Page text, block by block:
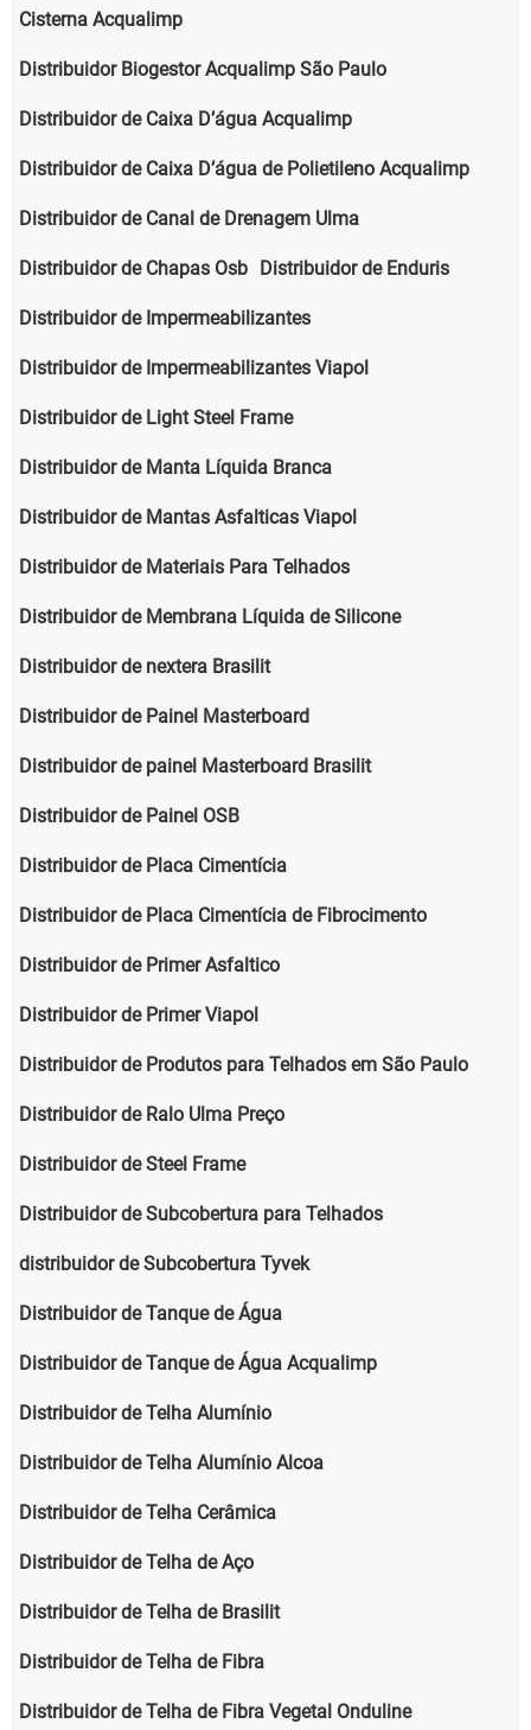
Cisterna Acqualimp
Distribuidor Biogestor Acqualimp São Paulo
Distribuidor de Caixa D’água Acqualimp
Distribuidor de Caixa D’água de Polietileno Acqualimp
Distribuidor de Canal de Drenagem Ulma
Distribuidor de Chapas Osb Distribuidor de Enduris
Distribuidor de Impermeabilizantes
Distribuidor de Impermeabilizantes Viapol
Distribuidor de Light Steel Frame
Distribuidor de Manta Líquida Branca
Distribuidor de Mantas Asfalticas Viapol
Distribuidor de Materiais Para Telhados
Distribuidor de Membrana Líquida de Silicone
Distribuidor de nextera Brasilit
Distribuidor de Painel Masterboard
Distribuidor de painel Masterboard Brasilit
Distribuidor de Painel OSB
Distribuidor de Placa Cimentícia
Distribuidor de Placa Cimentícia de Fibrocimento
Distribuidor de Primer Asfaltico
Distribuidor de Primer Viapol
Distribuidor de Produtos para Telhados em São Paulo
Distribuidor de Ralo Ulma Preço
Distribuidor de Steel Frame
Distribuidor de Subcobertura para Telhados
distribuidor de Subcobertura Tyvek
Distribuidor de Tanque de Água
Distribuidor de Tanque de Água Acqualimp
Distribuidor de Telha Alumínio
Distribuidor de Telha Alumínio Alcoa
Distribuidor de Telha Cerâmica
Distribuidor de Telha de Aço
Distribuidor de Telha de Brasilit
Distribuidor de Telha de Fibra
Distribuidor de Telha de Fibra Vegetal Onduline